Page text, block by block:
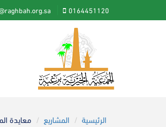
0164451120
الرئيسية المشاريع معايدة